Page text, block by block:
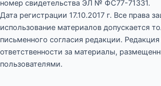
номер свидетельства ЭЛ № ФС77-71331.
Дата регистрации 17.10.2017 г. Все права
использование материалов допускается
письменного согласия редакции. Редакция
ответственности за материалы,
пользователями.